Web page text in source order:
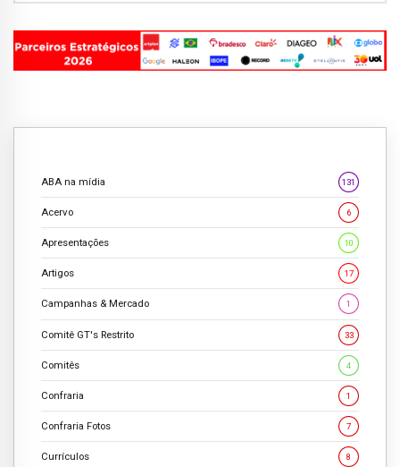
ABA na mídia 131
Acervo 6
Apresentações 10
Artigos 17
Campanhas & Mercado 1
Comitê GT's Restrito 33
Comitês 4
Confraria 1
Confraria Fotos 7
Currículos 8